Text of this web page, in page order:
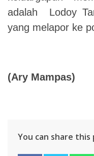
adalah Lodoy
yang melapor ke
(Ary Mampas)
You can share this